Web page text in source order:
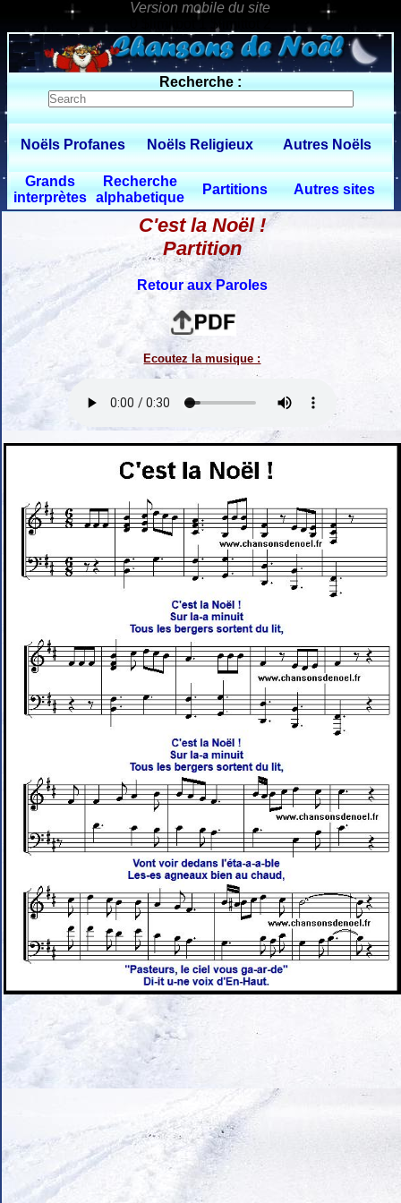
0 $limitbot 1 $limittot 2
Recherche :
Noëls Profanes Noëls Religieux Autres Noëls
Grands
interprètes
Recherche
alphabetique
Partitions Autres sites
C'est la Noël !
Partition
Retour aux Paroles
Ecoutez la musique :